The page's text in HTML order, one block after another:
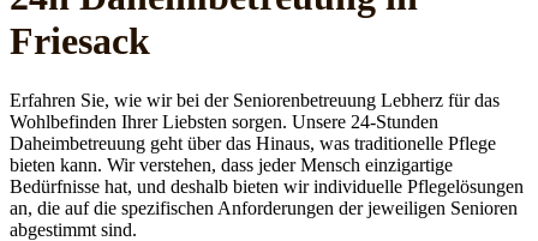
Friesack
Erfahren Sie, wie wir bei der Seniorenbetreuung Lebherz für das
Wohlbefinden Ihrer Liebsten sorgen. Unsere 24-Stunden
Daheimbetreuung geht über das Hinaus, was traditionelle Pflege
bieten kann. Wir verstehen, dass jeder Mensch einzigartige
Bedürfnisse hat, und deshalb bieten wir individuelle Pflegelösungen
an, die auf die spezifischen Anforderungen der jeweiligen Senioren
abgestimmt sind.